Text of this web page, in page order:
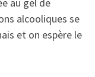
au gel de
alcooliques se
et on espère le